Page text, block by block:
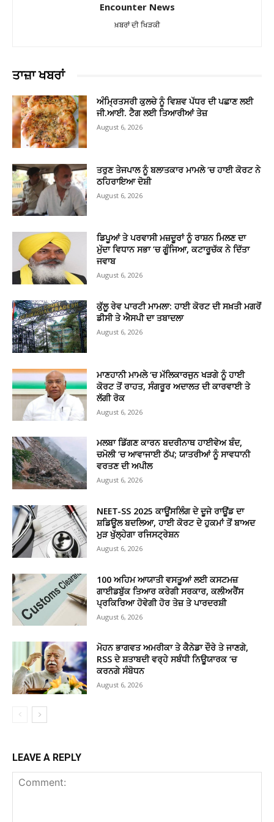
Encounter News
ਖ਼ਬਰਾਂ ਦੀ ਖਿੜਕੀ
ਤਾਜ਼ਾ ਖਬਰਾਂ
ਅੰਮ੍ਰਿਤਸਰੀ ਕੁਲਚੇ ਨੂੰ ਵਿਸ਼ਵ ਪੱਧਰ ਦੀ ਪਛਾਣ ਲਈ
ਜੀ.ਆਈ. ਟੈਗ ਲਈ ਤਿਆਰੀਆਂ ਤੇਜ਼
August 6, 2026
ਤਰੁਣ ਤੇਜਪਾਲ ਨੂੰ ਬਲਾਤਕਾਰ ਮਾਮਲੇ ’ਚ ਹਾਈ ਕੋਰਟ ਨੇ
ਠਹਿਰਾਇਆ ਦੋਸ਼ੀ
August 6, 2026
ਡਿਪੂਆਂ ਤੇ ਪਰਵਾਸੀ ਮਜ਼ਦੂਰਾਂ ਨੂੰ ਰਾਸ਼ਨ ਮਿਲਣ ਦਾ
ਮੁੱਦਾ ਵਿਧਾਨ ਸਭਾ ’ਚ ਗੂੰਜਿਆ, ਕਟਾਰੂਚੱਕ ਨੇ ਦਿੱਤਾ
ਜਵਾਬ
August 6, 2026
ਕੁੱਲੂ ਰੇਵ ਪਾਰਟੀ ਮਾਮਲਾ: ਹਾਈ ਕੋਰਟ ਦੀ ਸਖ਼ਤੀ ਮਗਰੋਂ
ਡੀਸੀ ਤੇ ਐਸਪੀ ਦਾ ਤਬਾਦਲਾ
August 6, 2026
ਮਾਣਹਾਨੀ ਮਾਮਲੇ ‘ਚ ਮੱਲਿਕਾਰਜੁਨ ਖੜਗੇ ਨੂੰ ਹਾਈ
ਕੋਰਟ ਤੋਂ ਰਾਹਤ, ਸੰਗਰੂਰ ਅਦਾਲਤ ਦੀ ਕਾਰਵਾਈ ਤੇ
ਲੱਗੀ ਰੋਕ
August 6, 2026
ਮਲਬਾ ਡਿੱਗਣ ਕਾਰਨ ਬਦਰੀਨਾਥ ਹਾਈਵੇਅ ਬੰਦ,
ਚਮੋਲੀ ‘ਚ ਆਵਾਜਾਈ ਠੱਪ; ਯਾਤਰੀਆਂ ਨੂੰ ਸਾਵਧਾਨੀ
ਵਰਤਣ ਦੀ ਅਪੀਲ
August 6, 2026
NEET-SS 2025 ਕਾਊਂਸਲਿੰਗ ਦੇ ਦੂਜੇ ਰਾਊਂਡ ਦਾ
ਸ਼ਡਿਊਲ ਬਦਲਿਆ, ਹਾਈ ਕੋਰਟ ਦੇ ਹੁਕਮਾਂ ਤੋਂ ਬਾਅਦ
ਮੁੜ ਖੁੱਲ੍ਹੇਗਾ ਰਜਿਸਟ੍ਰੇਸ਼ਨ
August 6, 2026
100 ਅਹਿਮ ਆਯਾਤੀ ਵਸਤੂਆਂ ਲਈ ਕਸਟਮਜ਼
ਗਾਈਡਬੁੱਕ ਤਿਆਰ ਕਰੇਗੀ ਸਰਕਾਰ, ਕਲੀਅਰੈਂਸ
ਪ੍ਰਕਿਰਿਆ ਹੋਵੇਗੀ ਹੋਰ ਤੇਜ਼ ਤੇ ਪਾਰਦਰਸ਼ੀ
August 6, 2026
ਮੋਹਨ ਭਾਗਵਤ ਅਮਰੀਕਾ ਤੇ ਕੈਨੇਡਾ ਦੌਰੇ ਤੇ ਜਾਣਗੇ,
RSS ਦੇ ਸ਼ਤਾਬਦੀ ਵਰ੍ਹੇ ਸਬੰਧੀ ਨਿਊਯਾਰਕ ‘ਚ
ਕਰਨਗੇ ਸੰਬੋਧਨ
August 6, 2026
LEAVE A REPLY